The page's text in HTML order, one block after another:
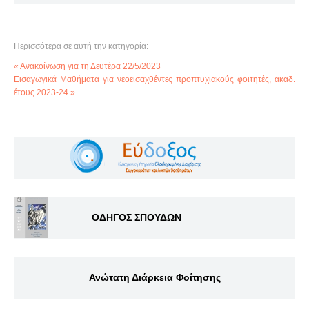
Περισσότερα σε αυτή την κατηγορία:
« Ανακοίνωση για τη Δευτέρα 22/5/2023
Εισαγωγικά Μαθήματα για νεοεισαχθέντες προπτυχιακούς φοιτητές, ακαδ.
έτους 2023-24 »
ΟΔΗΓΟΣ ΣΠΟΥΔΩΝ
Ανώτατη Διάρκεια Φοίτησης